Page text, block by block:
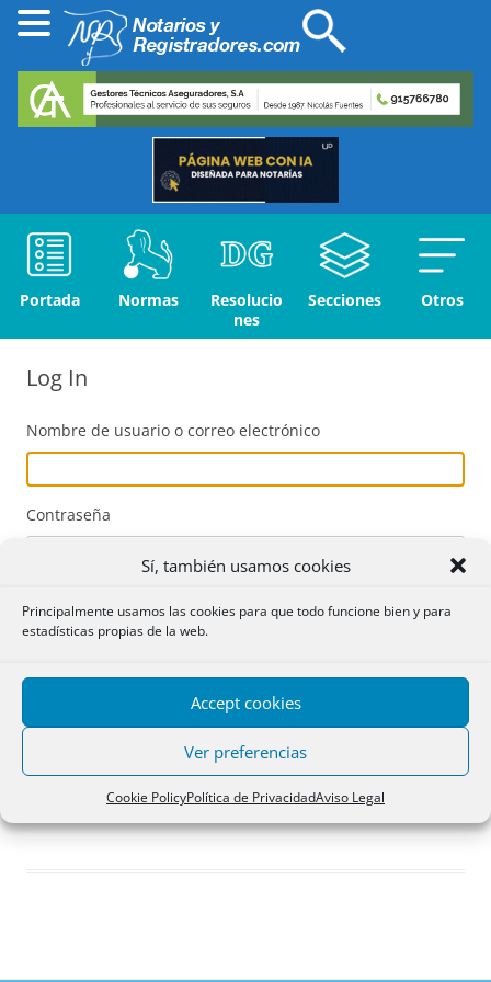
Sí, también usamos cookies
Principalmente usamos las cookies para que todo funcione bien y para
estadísticas propias de la web.
Accept cookies
Ver preferencias
Cookie PolicyPolítica de PrivacidadAviso Legal
Portada Normas
Resolucio
nes
Secciones Otros
Log In
Nombre de usuario o correo electrónico
Contraseña
Acceder
Registro
¿Has olvidado tu contraseña?